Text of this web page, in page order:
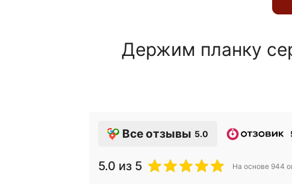
Держим планку
Все отзывы 5.0
5.0 из 5 На основе 944